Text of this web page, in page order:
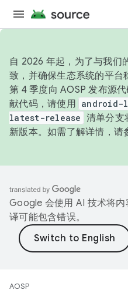
自 2026 年起，为了与我们
致，并确保生态系统的平台
第 4 季度向 AOSP 发布源
献代码，请使用 android-
latest-release 清单分支
新版本。如需了解详情，请
Google 会使用 AI 技术将
译可能包含错误。
AOSP